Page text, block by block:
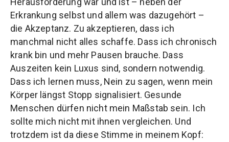
Erkrankung selbst und allem was dazugehört –
die Akzeptanz. Zu akzeptieren, dass ich
manchmal nicht alles schaffe. Dass ich chronisch
krank bin und mehr Pausen brauche. Dass
Auszeiten kein Luxus sind, sondern notwendig.
Dass ich lernen muss, Nein zu sagen, wenn mein
Körper längst Stopp signalisiert. Gesunde
Menschen dürfen nicht mein Maßstab sein. Ich
sollte mich nicht mit ihnen vergleichen. Und
trotzdem ist da diese Stimme in meinem Kopf: